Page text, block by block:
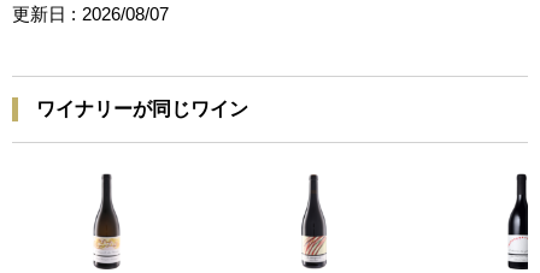
更新日 : 2026/08/07
ワイナリーが同じワイン